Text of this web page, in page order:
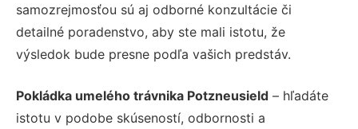
samozrejmosťou sú aj odborné konzultácie či
detailné poradenstvo, aby ste mali istotu, že
výsledok bude presne podľa vašich predstáv.
Pokládka umelého trávnika Potzneusield – hľadáte
istotu v podobe skúseností, odbornosti a